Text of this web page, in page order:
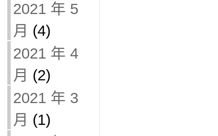
2021 年 5
月 (4)
2021 年 4
月 (2)
2021 年 3
月 (1)